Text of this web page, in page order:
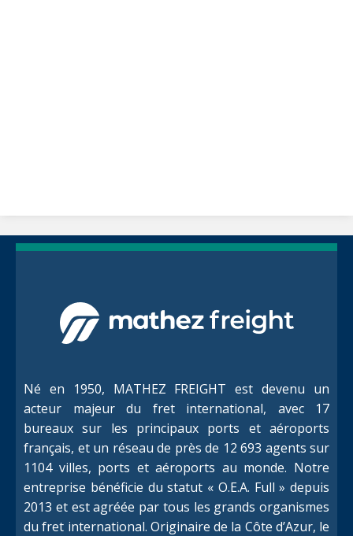
Né en 1950, MATHEZ FREIGHT est devenu un
acteur majeur du fret international, avec 17
bureaux sur les principaux ports et aéroports
français, et un réseau de près de 12 693 agents sur
1104 villes, ports et aéroports au monde. Notre
entreprise bénéficie du statut « O.E.A. Full » depuis
2013 et est agréée par tous les grands organismes
du fret international. Originaire de la Côte d’Azur, le